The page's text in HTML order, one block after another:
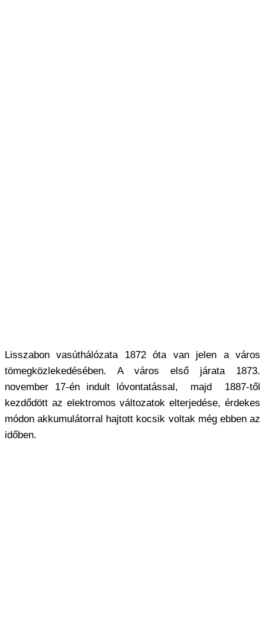
Lisszabon vasúthálózata 1872 óta van jelen a város
tömegközlekedésében. A város első járata 1873.
november 17-én indult lóvontatással, majd 1887-től
kezdődött az elektromos változatok elterjedése, érdekes
módon akkumulátorral hajtott kocsik voltak még ebben az
időben.